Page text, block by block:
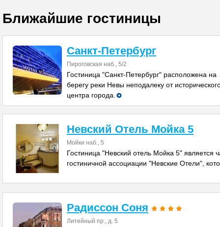
Ближайшие гостиницы
Санкт-Петербург
Пироговская наб., 5/2
Гостиница "Санкт-Петербург" расположена на
берегу реки Невы неподалеку от
центра города.
Невский Отель Мойка 5
Мойки наб., 5
Гостиница "Невский отель Мойка 5" является
гостиничной ассоциации "Невские Отели",
Радиссон Соня
Литейный пр., д. 5